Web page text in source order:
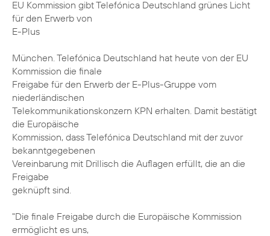
EU Kommission gibt Telefónica Deutschland grünes Licht
für den Erwerb von
E-Plus
München. Telefónica Deutschland hat heute von der EU
Kommission die finale
Freigabe für den Erwerb der E-Plus-Gruppe vom
niederländischen
Telekommunikationskonzern KPN erhalten. Damit bestätigt
die Europäische
Kommission, dass Telefónica Deutschland mit der zuvor
bekanntgegebenen
Vereinbarung mit Drillisch die Auflagen erfüllt, die an die
Freigabe
geknüpft sind.
"Die finale Freigabe durch die Europäische Kommission
ermöglicht es uns,